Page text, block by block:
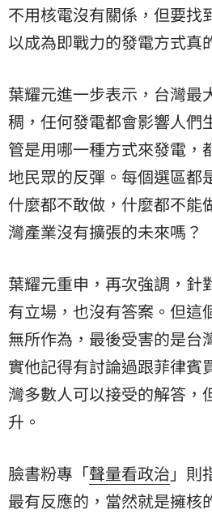
不用核電沒有關係，但要找
以成為即戰力的發電方式真
葉耀元進一步表示，台灣最
稠，任何發電都會影響人們
管是用哪一種方式來發電，
地民眾的反彈。每個選區都
什麼都不敢做，什麼都不能
灣產業沒有擴張的未來嗎？
葉耀元重申，再次強調，針
有立場，也沒有答案。但這
無所作為，最後受害的是台
實他記得有討論過跟菲律賓
灣多數人可以接受的解答，
升。
臉書粉專「聲量看政治 」則
最有反應的，當然就是擁核